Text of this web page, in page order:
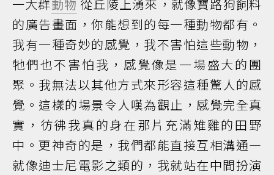
一大群動物 從丘陵上湧來，就像寶路狗飼料
的廣告畫面，你能想到的每一種動物都有。
我有一種奇妙的感覺，我不害怕這些動物，
牠們也不害怕我，感覺像是一場盛大的團
聚。我無法以其他方式來形容這種驚人的感
覺。這樣的場景令人嘆為觀止，感覺完全真
實，彷彿我真的身在那片充滿雉雞的田野
中。更神奇的是，我們都能直接互相溝通—
就像迪士尼電影之類的，我就站在中間扮演